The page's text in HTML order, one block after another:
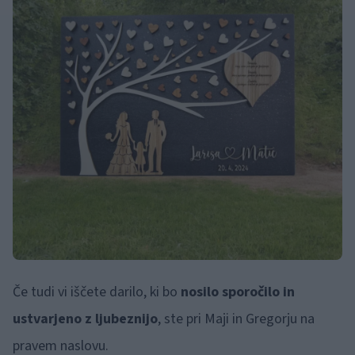
Če tudi vi iščete darilo, ki bo nosilo sporočilo in
ustvarjeno z ljubeznijo, ste pri Maji in Gregorju na
pravem naslovu.